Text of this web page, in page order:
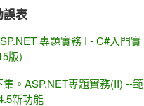
誤表
專題實務 I - C#入門實
版)
集。ASP.NET專題實務(II) --範
新功能